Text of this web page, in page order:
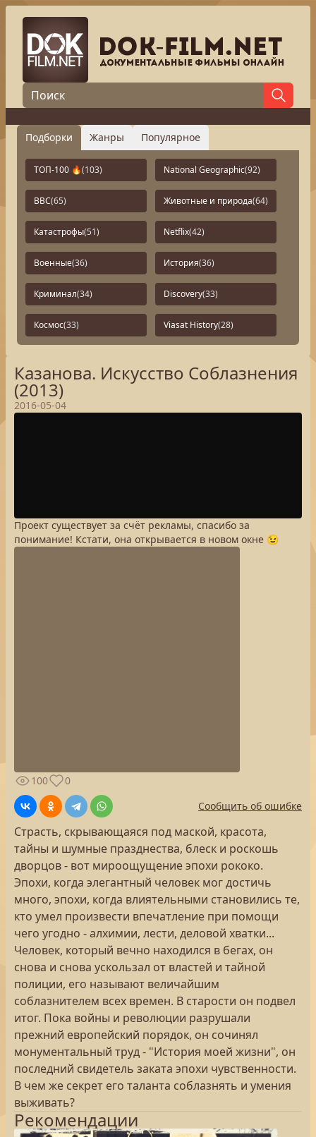
Подборки Жанры Популярное
ТОП-100 🔥(103) National Geographic(92)
BBC(65) Животные и природа(64)
Катастрофы(51) Netflix(42)
Военные(36) История(36)
Криминал(34) Discovery(33)
Космос(33) Viasat History(28)
Казанова. Искусство Соблазнения
(2013)
2016-05-04
Проект существует за счёт рекламы, спасибо за
понимание! Кстати, она открывается в новом окне 😉
100
0
Сообщить об ошибке
Страсть, скрывающаяся под маской, красота,
тайны и шумные празднества, блеск и роскошь
дворцов - вот мироощущение эпохи рококо.
Эпохи, когда элегантный человек мог достичь
много, эпохи, когда влиятельными становились те,
кто умел произвести впечатление при помощи
чего угодно - алхимии, лести, деловой хватки...
Человек, который вечно находился в бегах, он
снова и снова ускользал от властей и тайной
полиции, его называют величайшим
соблазнителем всех времен. В старости он подвел
итог. Пока войны и революции разрушали
прежний европейский порядок, он сочинял
монументальный труд - "История моей жизни", он
последний свидетель заката эпохи чувственности.
В чем же секрет его таланта соблазнять и умения
выживать?
Рекомендации